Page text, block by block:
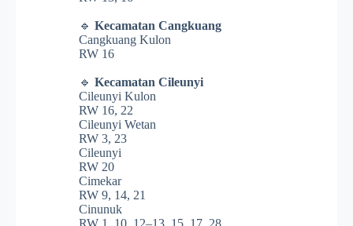
🔹 Kecamatan Cangkuang
Cangkuang Kulon
RW 16
🔹 Kecamatan Cileunyi
Cileunyi Kulon
RW 16, 22
Cileunyi Wetan
RW 3, 23
Cileunyi
RW 20
Cimekar
RW 9, 14, 21
Cinunuk
RW 1, 10, 12–13, 15, 17, 28